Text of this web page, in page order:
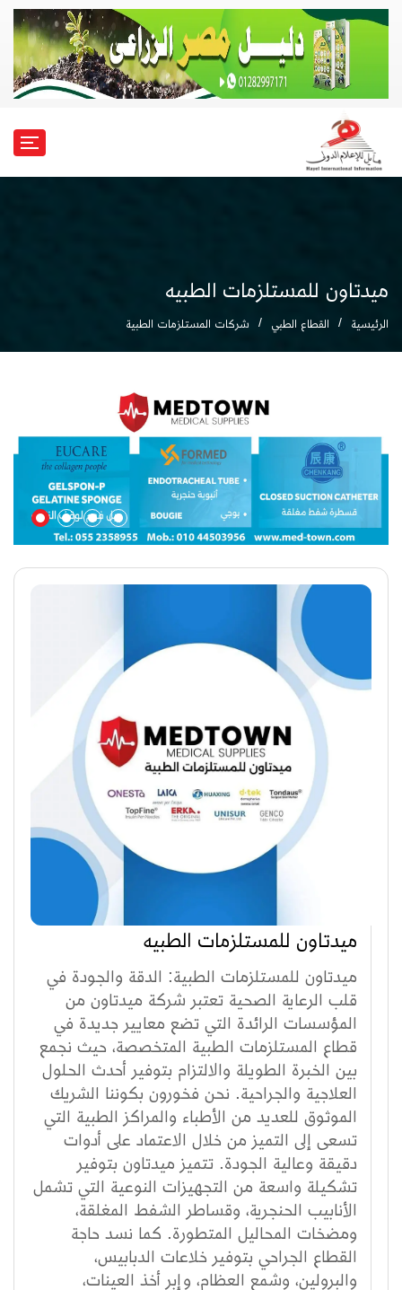
ميدتاون للمستلزمات الطبيه
الرئيسية القطاع الطبي شركات المستلزمات الطبية
ميدتاون للمستلزمات الطبيه
ميدتاون للمستلزمات الطبية: الدقة والجودة في
قلب الرعاية الصحية تعتبر شركة ميدتاون من
المؤسسات الرائدة التي تضع معايير جديدة في
قطاع المستلزمات الطبية المتخصصة، حيث نجمع
بين الخبرة الطويلة والالتزام بتوفير أحدث الحلول
العلاجية والجراحية. نحن فخورون بكوننا الشريك
الموثوق للعديد من الأطباء والمراكز الطبية التي
تسعى إلى التميز من خلال الاعتماد على أدوات
دقيقة وعالية الجودة. تتميز ميدتاون بتوفير
تشكيلة واسعة من التجهيزات النوعية التي تشمل
الأنابيب الحنجرية، وقساطر الشفط المغلقة،
ومضخات المحاليل المتطورة. كما نسد حاجة
القطاع الجراحي بتوفير خلاعات الدبابيس،
والبرولين، وشمع العظام، وإبر أخذ العينات،